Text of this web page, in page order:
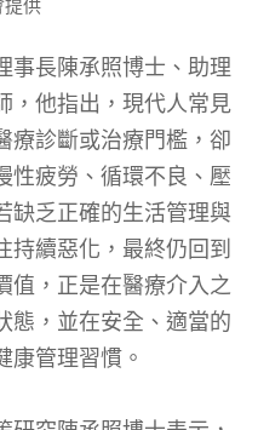
提供
事長陳承照博士、助理
，他指出，現代人常見
療診斷或治療門檻，卻
性疲勞、循環不良、壓
缺乏正確的生活管理與
持續惡化，最終仍回到
值，正是在醫療介入之
態，並在安全、適當的
康管理習慣。